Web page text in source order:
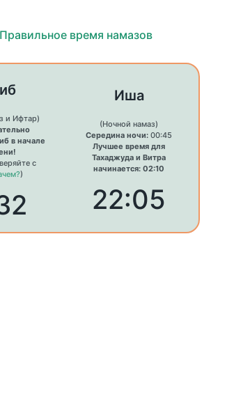
Правильное время намазов
и Ифтар)
в начале
с
)
Иша
(Ночной намаз)
Середина ночи: 00:45
Лучшее время для
Тахаджуда и Витра
начинается: 02:10
22:05